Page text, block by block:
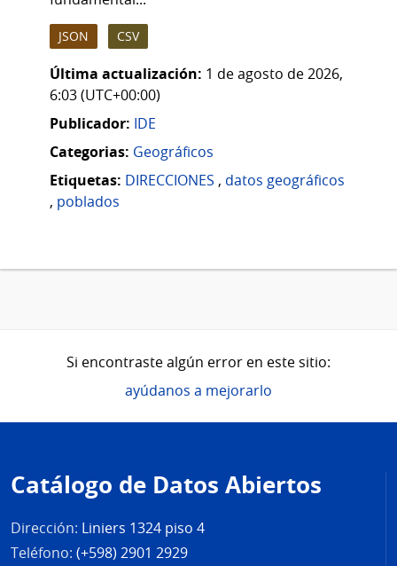
JSON CSV
Última actualización: 1 de agosto de 2026,
6:03 (UTC+00:00)
Publicador: IDE
Categorias: Geográficos
Etiquetas: DIRECCIONES , datos geográficos
, poblados
Si encontraste algún error en este sitio:
ayúdanos a mejorarlo
de
página
Catálogo de Datos Abiertos
Dirección: Liniers 1324 piso 4
Teléfono: (+598) 2901 2929